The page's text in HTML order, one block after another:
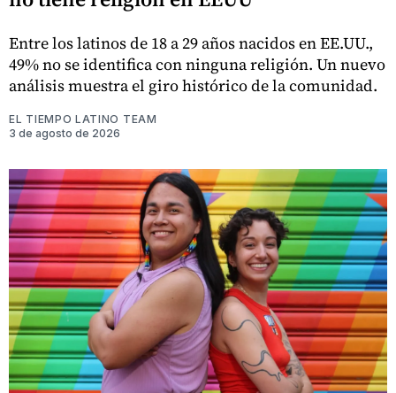
Entre los latinos de 18 a 29 años nacidos en EE.UU.,
49% no se identifica con ninguna religión. Un nuevo
análisis muestra el giro histórico de la comunidad.
EL TIEMPO LATINO TEAM
3 de agosto de 2026